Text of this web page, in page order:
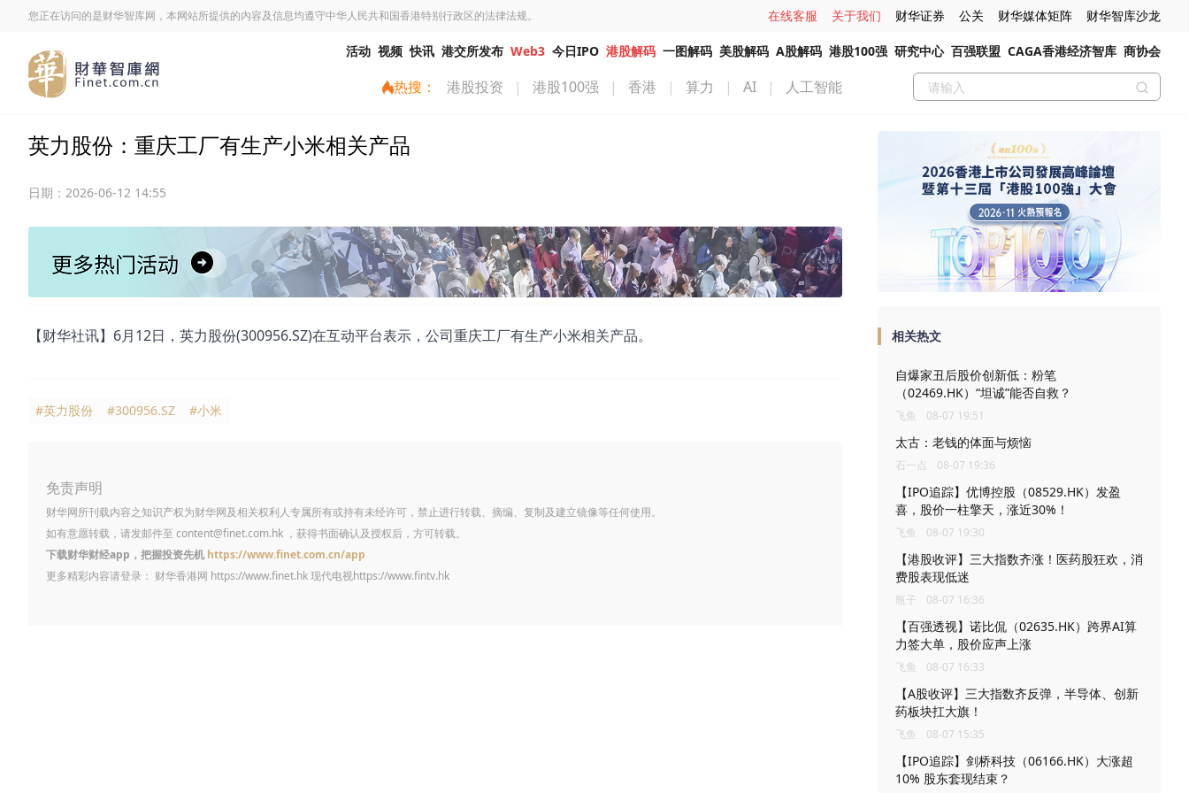
您正在访问的是财华智库网，本网站所提供的内容及信息均遵守中华人民共和国香港特别行政区的法律法规。 在线客服 关于我们 财华证券 公关 财华媒体矩阵 财华智库沙龙
活动 视频 快讯 港交所发布 Web3 今日IPO 港股解码 一图解码 美股解码 A股解码 港股100强 研究中心 百强联盟 CAGA香港经济智库 商协会
热搜： 港股投资 | 港股100强 | 香港 | 算力 | AI | 人工智能
英力股份：重庆工厂有生产小米相关产品
日期： 2026-06-12 14:55
【财华社讯】6月12日，英力股份(300956.SZ)在互动平台表示，公司重庆工厂有生产小米相关产品。
#英力股份 #300956.SZ #小米
免责声明
财华网所刊载内容之知识产权为财华网及相关权利人专属所有或持有未经许可，禁止进行转载、摘编、复制及建立镜像等任何使用。
如有意愿转载，请发邮件至 content@finet.com.hk ，获得书面确认及授权后，方可转载。
下载财华财经app，把握投资先机 https://www.finet.com.cn/app
更多精彩内容请登录： 财华香港网 https://www.finet.hk现代电视https://www.fintv.hk
相关热文
自爆家丑后股价创新低：粉笔
（02469.HK）“坦诚”能否自救？
飞鱼 08-07 19:51
太古：老钱的体面与烦恼
石一点 08-07 19:36
【IPO追踪】优博控股（08529.HK）发盈
喜，股价一柱擎天，涨近30%！
飞鱼 08-07 19:30
【港股收评】三大指数齐涨！医药股狂欢，消
费股表现低迷
瓶子 08-07 16:36
【百强透视】诺比侃（02635.HK）跨界AI算
力签大单，股价应声上涨
飞鱼 08-07 16:33
【A股收评】三大指数齐反弹，半导体、创新
药板块扛大旗！
飞鱼 08-07 15:35
【IPO追踪】剑桥科技（06166.HK）大涨超
10% 股东套现结束？